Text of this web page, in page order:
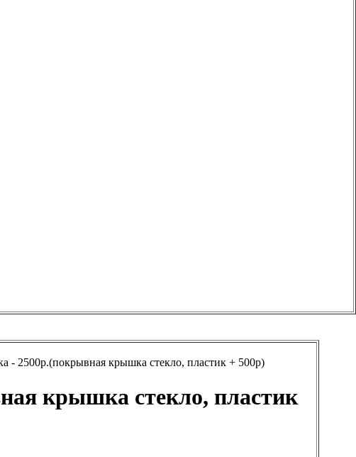
- 2500р.(покрывная крышка стекло, пластик + 500р)
крышка стекло, пластик